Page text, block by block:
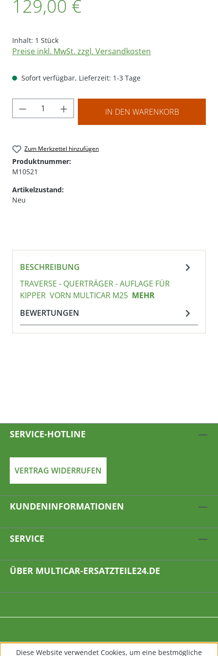
129,00 €
Inhalt: 1 Stück
Preise inkl. MwSt. zzgl. Versandkosten
Sofort verfügbar, Lieferzeit: 1-3 Tage
Produkt Anzahl: Gib den gewünschten
IN DEN WARENKORB
Zum Merkzettel hinzufügen
Produktnummer:
M10521
Artikelzustand:
Neu
BESCHREIBUNG
TRAVERSE - QUERTRÄGER - AUFLAGE FÜR
KIPPER VORN MULTICAR M25 MEHR
BEWERTUNGEN
SERVICE-HOTLINE
VERTRAG WIDERRUFEN
KUNDENINFORMATIONEN
SERVICE
ÜBER MULTICAR-ERSATZTEILE24.DE
Diese Website verwendet Cookies, um eine bestmögliche